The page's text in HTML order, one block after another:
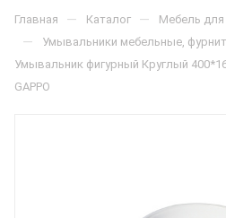
Главная — Каталог — Мебель для
— Умывальники мебельные,
Умывальник фигурный Круглый
GAPPO